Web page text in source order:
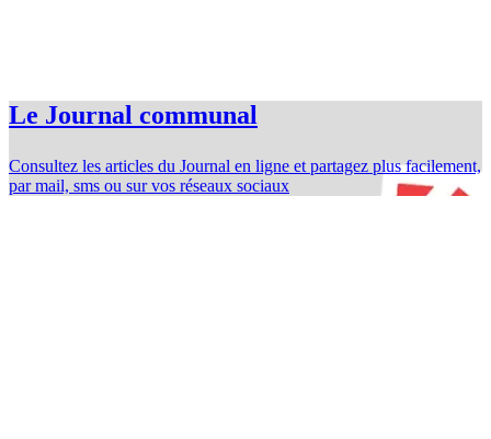
Le Journal communal
Consultez les articles du Journal en ligne et partagez plus facilement,
par mail, sms ou sur vos réseaux sociaux